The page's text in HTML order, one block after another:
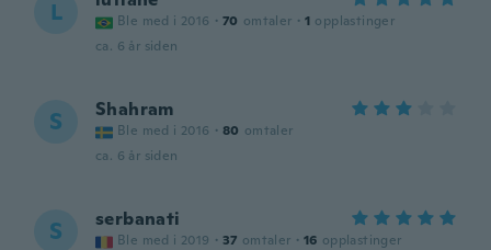
L Ble med i 2016 · 70 omtaler · 1 opplastinger
ca. 6 år siden
S Shahram
Ble med i 2016 · 80 omtaler
ca. 6 år siden
S serbanati
Ble med i 2019 · 37 omtaler · 16 opplastinger